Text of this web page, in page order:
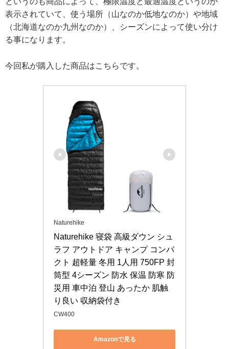
表示されていて、使う場所（山なのか低地なのか）や地域
（北海道なのか九州なのか）、シーズンによって使い分け
る事になります。
今回私が購入した商品はこちらです。
Naturehike
Naturehike 寝袋 高級ダウン シュ
ラフ アウトドア キャンプ コンパ
クト 超軽量 冬用 1人用 750FP 封
筒型 4シーズン 防水 保温 防寒 防
災用 車中泊 登山 あったか 肌触
り良い 収納袋付き
CW400
Amazonで見る